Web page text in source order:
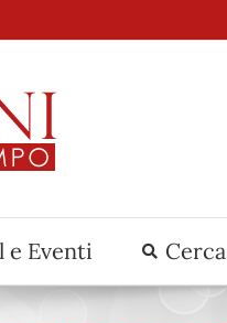
e Eventi Cerca